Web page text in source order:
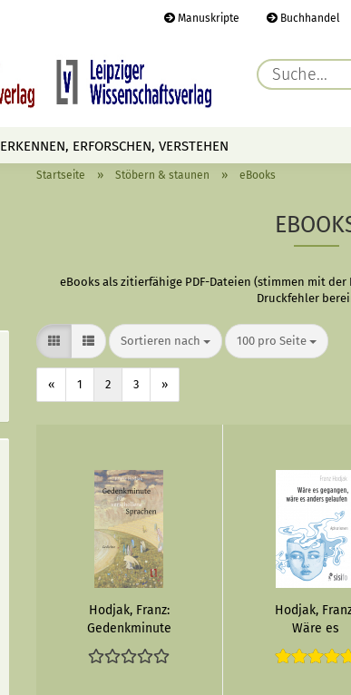
Manuskripte Buchhandel
ERKENNEN, ERFORSCHEN, VERSTEHEN
AUTOREN TERMINE HÖREN &
Startseite » Stöbern & staunen » eBooks
eBooks als zitierfähige PDF-Dateien (stimmen mit
Druckfehler
Sortieren nach
Sortieren nach 100 pro Seite
pro Seite
« 1 2 3 »
Hodjak, Franz:
Gedenkminute
für verschollene
Sprachen - eBook
Hodjak,
Wäre es
gegangen,
es anders